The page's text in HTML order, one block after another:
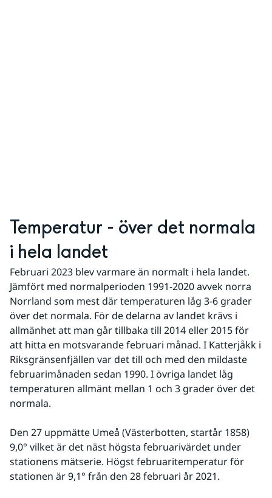
Temperatur - över det normala
i hela landet
Februari 2023 blev varmare än normalt i hela landet.
Jämfört med normalperioden 1991-2020 avvek norra
Norrland som mest där temperaturen låg 3-6 grader
över det normala. För de delarna av landet krävs i
allmänhet att man går tillbaka till 2014 eller 2015 för
att hitta en motsvarande februari månad. I Katterjåkk i
Riksgränsenfjällen var det till och med den mildaste
februarimånaden sedan 1990. I övriga landet låg
temperaturen allmänt mellan 1 och 3 grader över det
normala.
Den 27 uppmätte Umeå (Västerbotten, startår 1858)
9,0° vilket är det näst högsta februarivärdet under
stationens mätserie. Högst februaritemperatur för
stationen är 9,1° från den 28 februari år 2021.